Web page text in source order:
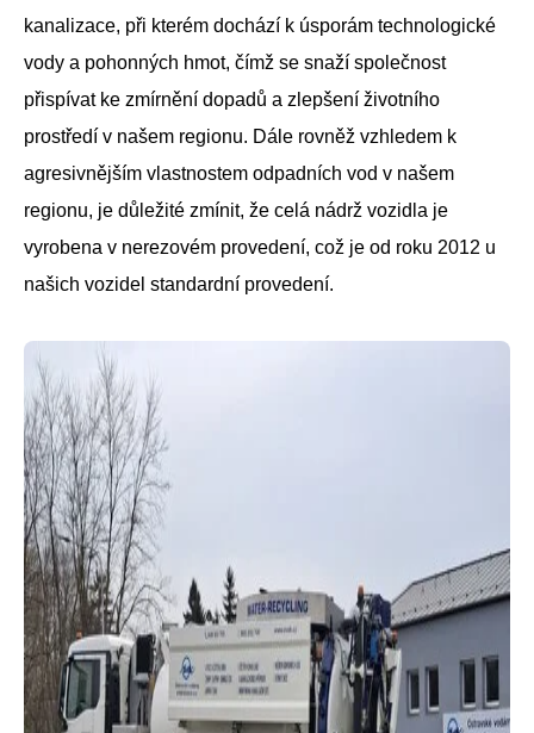
kanalizace, při kterém dochází k úsporám technologické
vody a pohonných hmot, čímž se snaží společnost
přispívat ke zmírnění dopadů a zlepšení životního
prostředí v našem regionu. Dále rovněž vzhledem k
agresivnějším vlastnostem odpadních vod v našem
regionu, je důležité zmínit, že celá nádrž vozidla je
vyrobena v nerezovém provedení, což je od roku 2012 u
našich vozidel standardní provedení.